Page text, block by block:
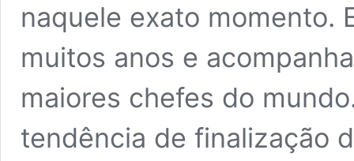
naquele exato momento.
muitos anos e
maiores chefes do
tendência de finalização